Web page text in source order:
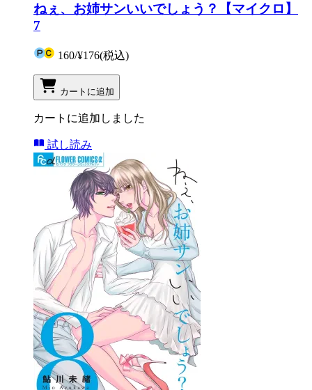
ねぇ、お姉サンいいでしょう？【マイクロ】
7
160/¥176(税込)
カートに追加
カートに追加しました
試し読み